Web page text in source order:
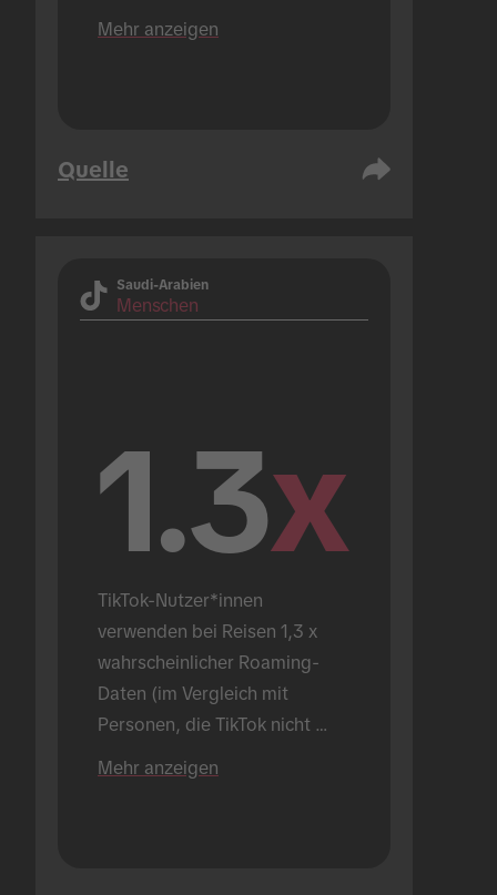
Mehr anzeigen
Quelle
Saudi-Arabien
Menschen
1.3x
TikTok-Nutzer*innen
verwenden bei Reisen 1,3 x
wahrscheinlicher Roaming-
Daten (im Vergleich mit
Personen, die TikTok nicht
Mehr anzeigen